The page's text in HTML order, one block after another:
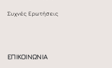
Συχνές Ερωτήσεις
ΕΠΙΚΟΙΝΩΝΙΑ